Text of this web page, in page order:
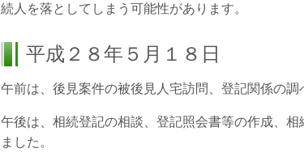
続人を落としてしまう可能性があります。
平成２８年５月１８日
午前は、後見案件の被後見人宅訪問、登記関係の調
午後は、相続登記の相談、登記照会書等の作成、
ました。